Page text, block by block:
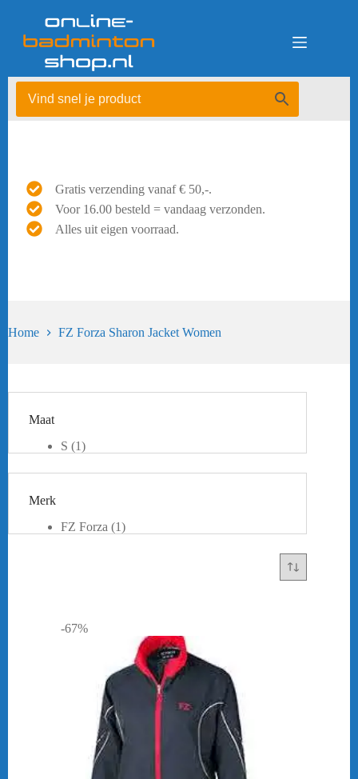
Gratis verzending vanaf € 50,-.
Voor 16.00 besteld = vandaag verzonden.
Alles uit eigen voorraad.
Home FZ Forza Sharon Jacket Women
-67%
Maat
S (1)
Merk
FZ Forza (1)